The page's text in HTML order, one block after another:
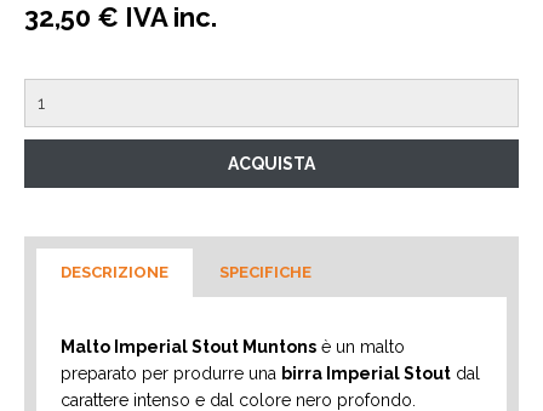
32,50 € IVA inc.
DESCRIZIONE SPECIFICHE
Malto Imperial Stout Muntons è un malto
preparato per produrre una birra Imperial Stout dal
carattere intenso e dal colore nero profondo.